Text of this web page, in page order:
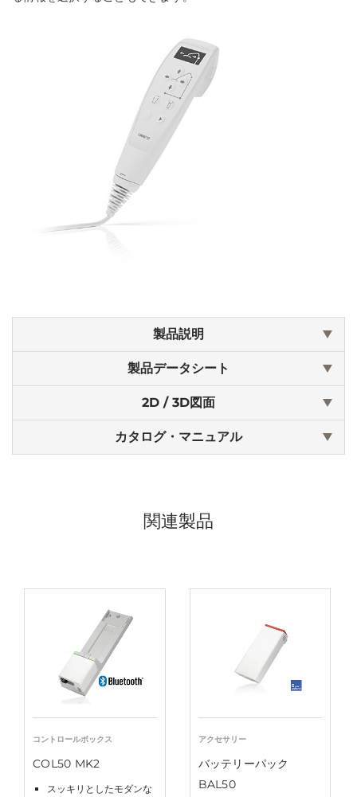
製品説明
製品データシート
2D / 3D図面
カタログ・マニュアル
関連製品
コントロールボックス
COL50 MK2
スッキリとしたモダンな
アクセサリー
バッテリーパック
BAL50